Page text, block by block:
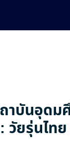
าบันอุดม
รุ่นไทย